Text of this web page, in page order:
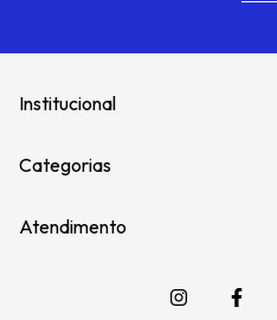
Institucional
Categorias
Atendimento